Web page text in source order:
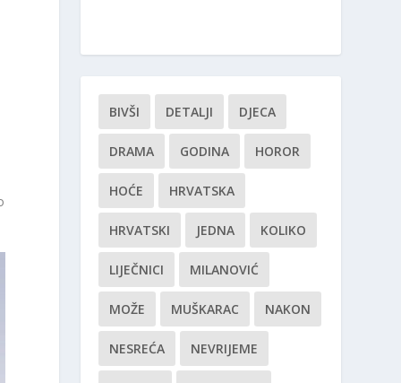
BIVŠI DETALJI DJECA
DRAMA GODINA HOROR
HOĆE HRVATSKA
HRVATSKI JEDNA KOLIKO
LIJEČNICI MILANOVIĆ
MOŽE MUŠKARAC NAKON
NESREĆA NEVRIJEME